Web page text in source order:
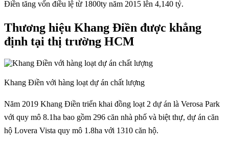
Điền tăng vốn điều lệ từ 1800ty năm 2015 lên 4,140 tỷ.
Thương hiệu Khang Điền được khẳng
định tại thị trường HCM
Khang Điền với hàng loạt dự án chất lượng
Năm 2019 Khang Điền triển khai đồng loạt 2 dự án là Verosa Park
với quy mô 8.1ha bao gồm 296 căn nhà phố và biệt thự, dự án căn
hộ Lovera Vista quy mô 1.8ha với 1310 căn hộ.